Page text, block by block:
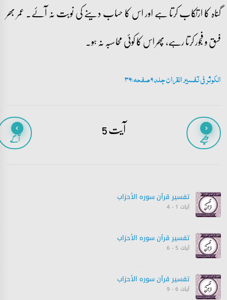
گناہ کا ارتکاب کرتا ہے اور اس کا حساب دینے کی نوبت نہ آئے۔ عمر بھر
فسق و فجور کرتا رہے، پھر اس کا کوئی محاسبہ نہ ہو۔
الکوثر فی تفسیر القران جلد 9 صفحہ 391
پیچھے آیت 5 آگے
تفسیر قرآن سورہ ‎الأحزاب‎
آیات 1 - 4
تفسیر قرآن سورہ ‎الأحزاب‎
آیات 5 - 6
تفسیر قرآن سورہ ‎الأحزاب‎
آیات 6 - 9